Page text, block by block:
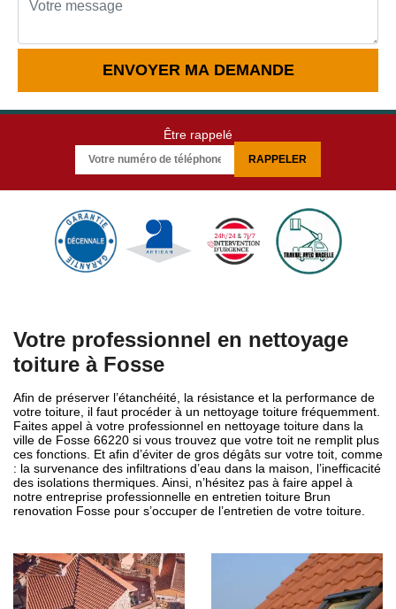
Être rappelé
Votre professionnel en nettoyage
toiture à Fosse
Afin de préserver l’étanchéité, la résistance et la performance de
votre toiture, il faut procéder à un nettoyage toiture fréquemment.
Faites appel à votre professionnel en nettoyage toiture dans la
ville de Fosse 66220 si vous trouvez que votre toit ne remplit plus
ces fonctions. Et afin d’éviter de gros dégâts sur votre toit, comme
: la survenance des infiltrations d’eau dans la maison, l’inefficacité
des isolations thermiques. Ainsi, n’hésitez pas à faire appel à
notre entreprise professionnelle en entretien toiture Brun
renovation Fosse pour s’occuper de l’entretien de votre toiture.